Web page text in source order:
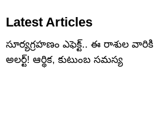
Latest Articles
సూర్యగ్రహణం ఎఫెక్ట్.. ఈ రాశుల వారికి
అలర్ట్! ఆర్థిక, కుటుంబ సమస్య